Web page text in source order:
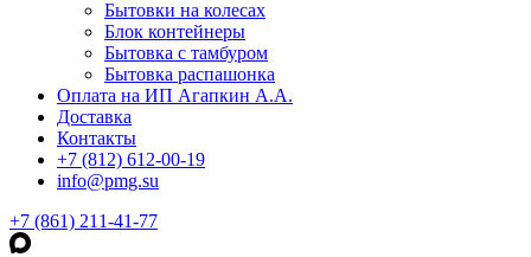
Бытовки на колесах
Блок контейнеры
Бытовка с тамбуром
Бытовка распашонка
Оплата на ИП Агапкин А.А.
Доставка
Контакты
+7 (812) 612-00-19
info@pmg.su
+7 (861) 211-41-77